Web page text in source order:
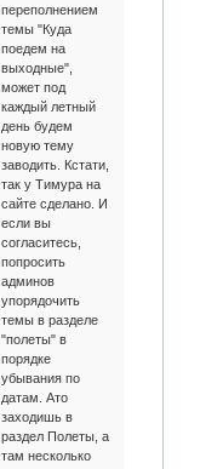
переполнением
темы "Куда
поедем на
выходные",
может под
каждый летный
день будем
новую тему
заводить. Кстати,
так у Тимура на
сайте сделано. И
если вы
согласитесь,
попросить
админов
упорядочить
темы в разделе
"полеты" в
порядке
убывания по
датам. Ато
заходишь в
раздел Полеты, а
там несколько